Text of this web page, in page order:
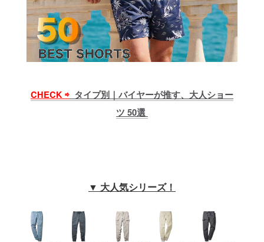
CHECK ⇨ タイプ別｜バイヤーが推す、大人ショー
ツ 50選
▼ 大人気シリーズ！